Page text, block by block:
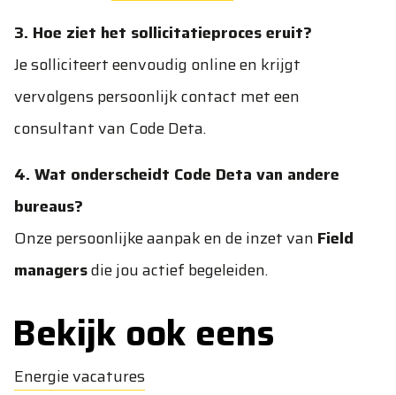
3. Hoe ziet het sollicitatieproces eruit?
Je solliciteert eenvoudig online en krijgt
vervolgens persoonlijk contact met een
consultant van Code Deta.
4. Wat onderscheidt Code Deta van andere
bureaus?
Onze persoonlijke aanpak en de inzet van Field
managersdie jou actief begeleiden.
Bekijk ook eens
Energie vacatures